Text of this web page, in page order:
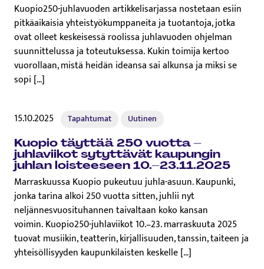
Kuopio250-juhlavuoden artikkelisarjassa nostetaan esiin
pitkäaikaisia yhteistyökumppaneita ja tuotantoja, jotka
ovat olleet keskeisessä roolissa juhlavuoden ohjelman
suunnittelussa ja toteutuksessa. Kukin toimija kertoo
vuorollaan, mistä heidän ideansa sai alkunsa ja miksi se
sopi […]
15.10.2025 Tapahtumat Uutinen
Kuopio täyttää 250 vuotta –
juhlaviikot sytyttävät kaupungin
juhlan loisteeseen 10.–23.11.2025
Marraskuussa Kuopio pukeutuu juhla-asuun. Kaupunki,
jonka tarina alkoi 250 vuotta sitten, juhlii nyt
neljännesvuosituhannen taivaltaan koko kansan
voimin. Kuopio250-juhlaviikot 10.–23. marraskuuta 2025
tuovat musiikin, teatterin, kirjallisuuden, tanssin, taiteen ja
yhteisöllisyyden kaupunkilaisten keskelle […]